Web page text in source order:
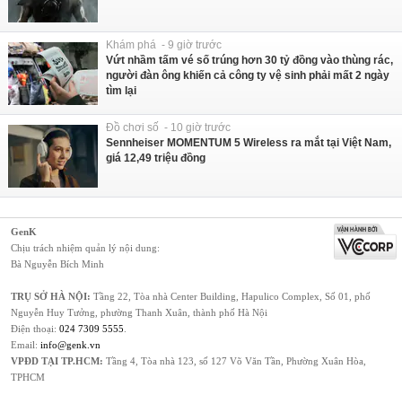
Khám phá - 9 giờ trước
Vứt nhầm tấm vé số trúng hơn 30 tỷ đồng vào thùng rác,
người đàn ông khiến cả công ty vệ sinh phải mất 2 ngày
tìm lại
Đồ chơi số - 10 giờ trước
Sennheiser MOMENTUM 5 Wireless ra mắt tại Việt Nam,
giá 12,49 triệu đồng
GenK
Chịu trách nhiệm quản lý nội dung:
Bà Nguyễn Bích Minh
TRỤ SỞ HÀ NỘI: Tầng 22, Tòa nhà Center Building, Hapulico Complex, Số 01, phố
Nguyễn Huy Tưởng, phường Thanh Xuân, thành phố Hà Nội
Điện thoại: 024 7309 5555
Email: info@genk.vn
VPĐD TẠI TP.HCM: Tầng 4, Tòa nhà 123, số 127 Võ Văn Tần, Phường Xuân Hòa,
TPHCM